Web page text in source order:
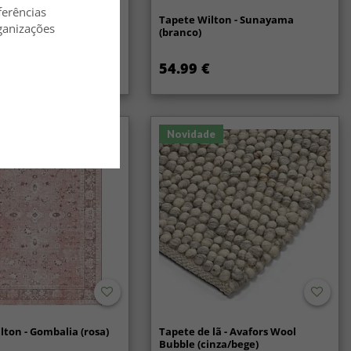
- Coastal (creme)
Tapete Wilton - Sunayama
(branco)
54.99 €
- Gombalia (rosa)
Novidade
Tapete de lã - Avafors Wool
Bubble (cinza/bege)